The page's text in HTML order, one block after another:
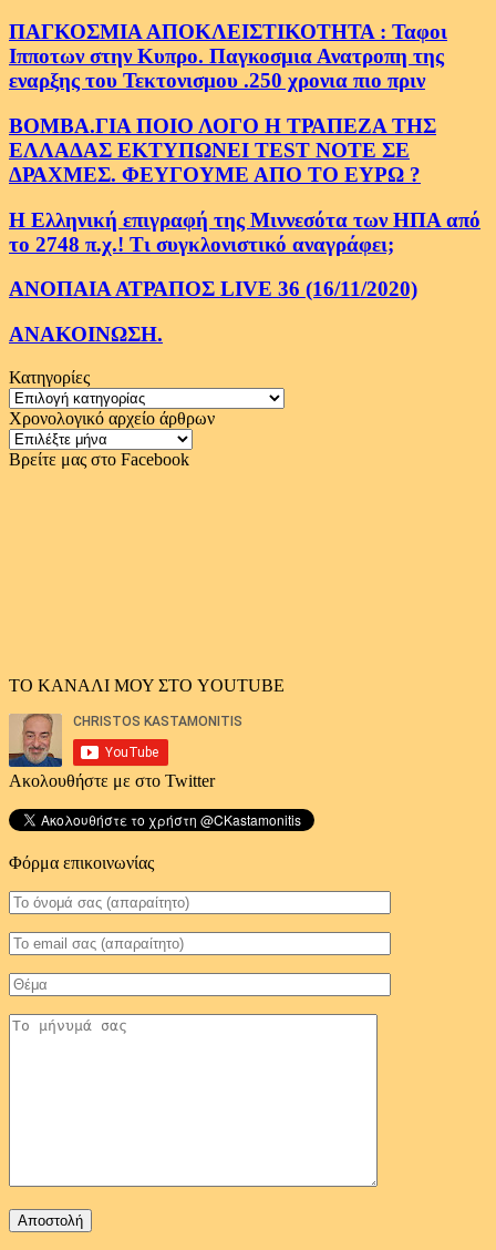
ΠΑΓΚΟΣΜΙΑ ΑΠΟΚΛΕΙΣΤΙΚΟΤΗΤΑ : Ταφοι
Ιπποτων στην Κυπρο. Παγκοσμια Ανατροπη της
εναρξης του Τεκτονισμου .250 χρονια πιο πριν
ΒΟΜΒΑ.ΓΙΑ ΠΟΙΟ ΛΟΓΟ Η ΤΡΑΠΕΖΑ ΤΗΣ
ΕΛΛΑΔΑΣ ΕΚΤΥΠΩΝΕΙ TEST NOTE ΣΕ
ΔΡΑΧΜΕΣ. ΦΕΥΓΟΥΜΕ ΑΠΟ ΤΟ ΕΥΡΩ ?
Η Ελληνική επιγραφή της Μιννεσότα των ΗΠΑ από
το 2748 π.χ.! Τι συγκλονιστικό αναγράφει;
ΑΝΟΠΑΙΑ ΑΤΡΑΠΟΣ LIVE 36 (16/11/2020)
ΑΝΑΚΟΙΝΩΣΗ.
Κατηγορίες
Κατηγορίες
Χρονολογικό αρχείο άρθρων
Χρονολογικό
αρχείο
Βρείτε μας στο Facebook
ΤΟ ΚΑΝΑΛΙ ΜΟΥ ΣΤΟ YOUTUBE
Ακολουθήστε με στο Twitter
Φόρμα επικοινωνίας